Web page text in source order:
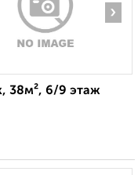
›
38м², 6/9 этаж